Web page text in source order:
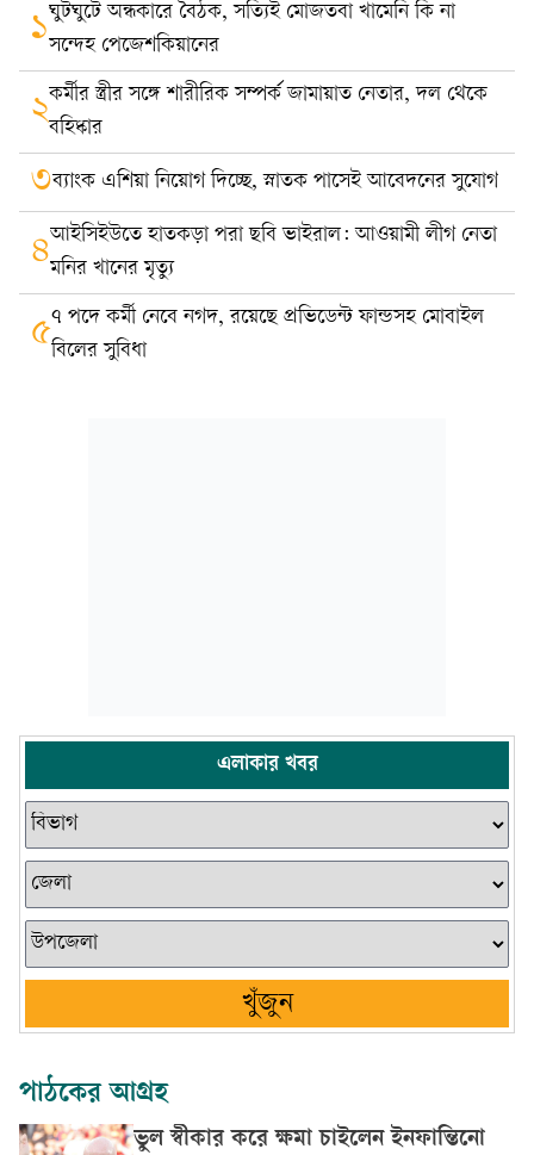
১ঘুটঘুটে অন্ধকারে বৈঠক, সত্যিই মোজতবা খামেনি কি না
সন্দেহ পেজেশকিয়ানের
২কর্মীর স্ত্রীর সঙ্গে শারীরিক সম্পর্ক জামায়াত নেতার, দল থেকে
বহিষ্কার
৩ব্যাংক এশিয়া নিয়োগ দিচ্ছে, স্নাতক পাসেই আবেদনের সুযোগ
৪আইসিইউতে হাতকড়া পরা ছবি ভাইরাল: আওয়ামী লীগ নেতা
মনির খানের মৃত্যু
৫৭ পদে কর্মী নেবে নগদ, রয়েছে প্রভিডেন্ট ফান্ডসহ মোবাইল
বিলের সুবিধা
এলাকার খবর
খুঁজুন
পাঠকের আগ্রহ
ভুল স্বীকার করে ক্ষমা চাইলেন ইনফান্তিনো